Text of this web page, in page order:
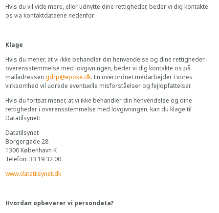
Hvis du vil vide mere, eller udnytte dine rettigheder, beder vi dig kontakte
os via kontaktdataene nedenfor.
Klage
Hvis du mener, at vi ikke behandler din henvendelse og dine rettigheder i
overensstemmelse med lovgivningen, beder vi dig kontakte os på
mailadressengdrp@epoke.dk. En overordnet medarbejder i vores
virksomhed vil udrede eventuelle misforståelser og fejlopfattelser.
Hvis du fortsat mener, at vi ikke behandler din henvendelse og dine
rettigheder i overensstemmelse med lovgivningen, kan du klage til
Datatilsynet:
Datatilsynet
Borgergade 28
1300 København K
Telefon: 33 19 32 00
www.datatilsynet.dk
Hvordan opbevarer vi persondata?